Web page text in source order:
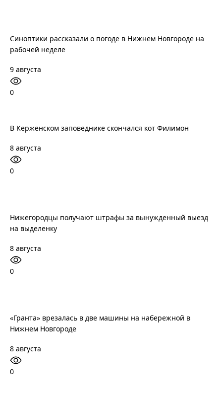
Синоптики рассказали о погоде в Нижнем Новгороде на
рабочей неделе
9 августа
0
В Керженском заповеднике скончался кот Филимон
8 августа
0
Нижегородцы получают штрафы за вынужденный выезд
на выделенку
8 августа
0
«Гранта» врезалась в две машины на набережной в
Нижнем Новгороде
8 августа
0